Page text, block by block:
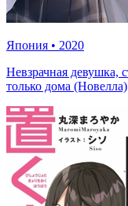
Япония • 2020
Невзрачная девушка,
только дома (Новелла)